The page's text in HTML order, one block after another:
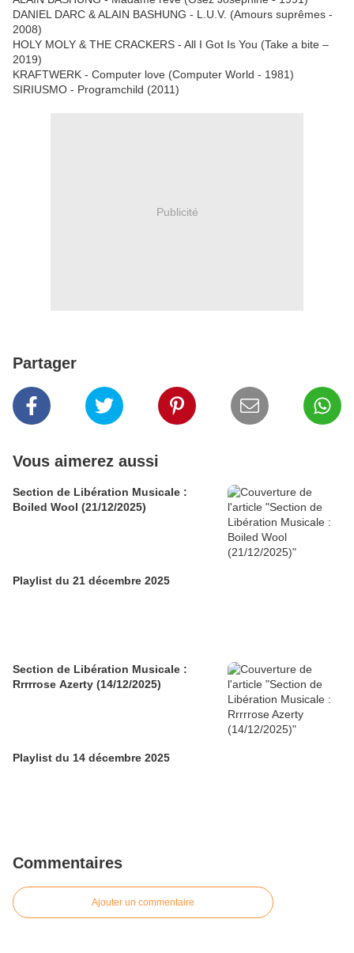
DANIEL DARC & ALAIN BASHUNG - L.U.V. (Amours suprêmes -
2008)
HOLY MOLY & THE CRACKERS - All I Got Is You (Take a bite –
2019)
KRAFTWERK - Computer love (Computer World - 1981)
SIRIUSMO - Programchild (2011)
Publicité
Partager
Vous aimerez aussi
Section de Libération Musicale :
Boiled Wool (21/12/2025)
Playlist du 21 décembre 2025
Section de Libération Musicale :
Rrrrrose Azerty (14/12/2025)
Playlist du 14 décembre 2025
Commentaires
Ajouter un commentaire